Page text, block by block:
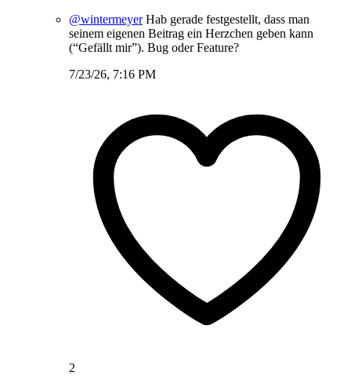
@wintermeyerHab gerade festgestellt, dass man
seinem eigenen Beitrag ein Herzchen geben kann
(“Gefällt mir”). Bug oder Feature?
7/23/26, 7:16 PM
2